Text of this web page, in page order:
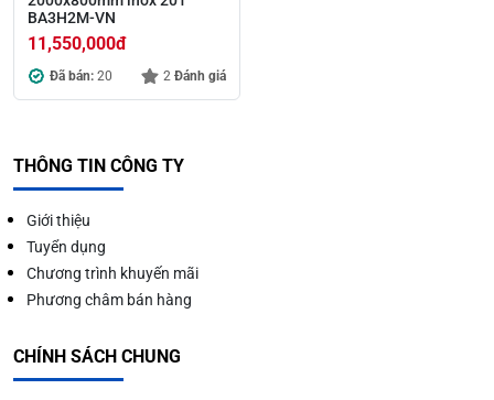
BA3H2M-VN
11,550,000đ
Đã bán: 20 2 Đánh giá
THÔNG TIN CÔNG TY
Giới thiệu
Tuyển dụng
Chương trình khuyến mãi
Phương châm bán hàng
CHÍNH SÁCH CHUNG